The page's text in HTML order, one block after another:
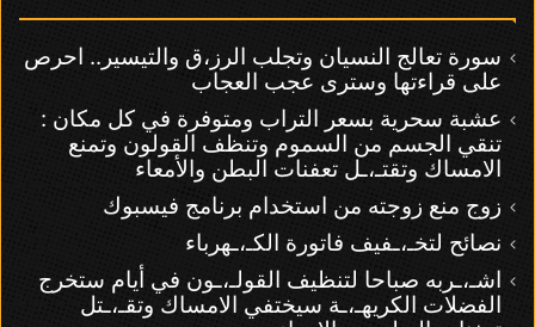
سورة تعالج النسيان وتجلب الرز،ق والتيسير.. احرص
على قراءتها وسترى عجب العجاب
عشبة سحرية بسعر التراب ومتوفرة في كل مكان :
تنقي الجسم من السموم وتنظف القولون وتمنع
الامساك وتقتـ،ـل تعفنات البطن والأمعاء
زوج منع زوجته من استخدام برنامج فيسبوك
نصائح لتخـ،ـفيف فاتورة الكـ،ـهرباء
اشـ،ـربه صباحا لتنظيف القولـ،ـون في أيام ستخرج
الفضلات الكريهـ،ـة سيختفي الامساك وتقـ،ـتل